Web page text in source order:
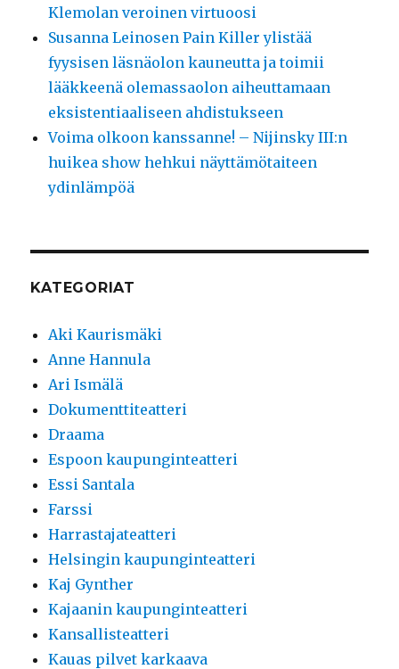
Klemolan veroinen virtuoosi
Susanna Leinosen Pain Killer ylistää
fyysisen läsnäolon kauneutta ja toimii
lääkkeenä olemassaolon aiheuttamaan
eksistentiaaliseen ahdistukseen
Voima olkoon kanssanne! – Nijinsky III:n
huikea show hehkui näyttämötaiteen
ydinlämpöä
KATEGORIAT
Aki Kaurismäki
Anne Hannula
Ari Ismälä
Dokumenttiteatteri
Draama
Espoon kaupunginteatteri
Essi Santala
Farssi
Harrastajateatteri
Helsingin kaupunginteatteri
Kaj Gynther
Kajaanin kaupunginteatteri
Kansallisteatteri
Kauas pilvet karkaava